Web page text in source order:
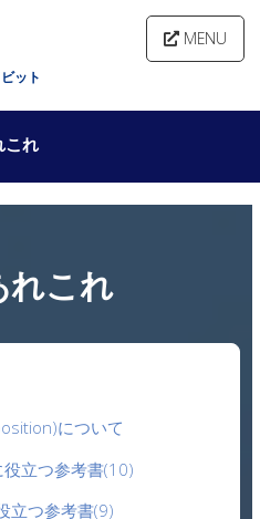
ット
MENU
これ
れこれ
について
立つ参考書(10)
立つ参考書(9)